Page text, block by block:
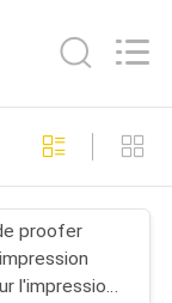
proofer
l'impression